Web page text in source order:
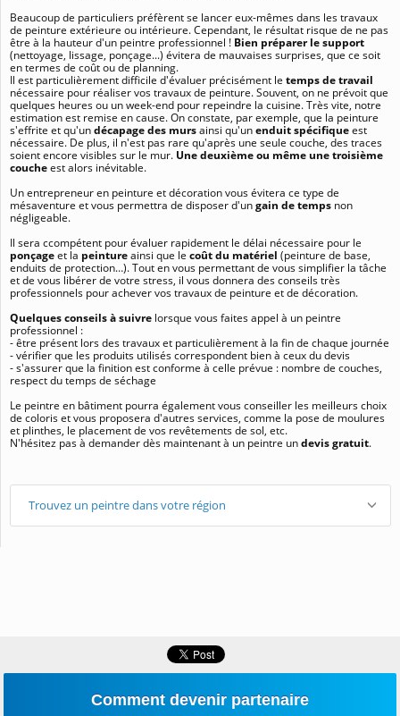
Beaucoup de particuliers préfèrent se lancer eux-mêmes dans les travaux
de peinture extérieure ou intérieure. Cependant, le résultat risque de ne pas
être à la hauteur d'un peintre professionnel ! Bien préparer le support
(nettoyage, lissage, ponçage...) évitera de mauvaises surprises, que ce soit
en termes de coût ou de planning.
Il est particulièrement difficile d'évaluer précisément le temps de travail
nécessaire pour réaliser vos travaux de peinture. Souvent, on ne prévoit que
quelques heures ou un week-end pour repeindre la cuisine. Très vite, notre
estimation est remise en cause. On constate, par exemple, que la peinture
s'effrite et qu'undécapage des mursainsi qu'unenduit spécifiqueest
nécessaire. De plus, il n'est pas rare qu'après une seule couche, des traces
soient encore visibles sur le mur. Une deuxième ou même une troisième
coucheest alors inévitable.
Un entrepreneur en peinture et décoration vous évitera ce type de
mésaventure et vous permettra de disposer d'ungain de temps non
négligeable.
Il sera ccompétent pour évaluer rapidement le délai nécessaire pour le
ponçageet la peintureainsi que le coût du matériel (peinture de base,
enduits de protection…). Tout en vous permettant de vous simplifier la tâche
et de vous libérer de votre stress, il vous donnera des conseils très
professionnels pour achever vos travaux de peinture et de décoration.
Quelques conseils à suivre lorsque vous faites appel à un peintre
professionnel :
- être présent lors des travaux et particulièrement à la fin de chaque journée
- vérifier que les produits utilisés correspondent bien à ceux du devis
- s'assurer que la finition est conforme à celle prévue : nombre de couches,
respect du temps de séchage
Le peintre en bâtiment pourra également vous conseiller les meilleurs choix
de coloris et vous proposera d'autres services, comme la pose de moulures
et plinthes, le placement de vos revêtements de sol, etc.
N'hésitez pas à demander dès maintenant à un peintre undevis gratuit.
Trouvez un peintre dans votre région
Comment devenir partenaire